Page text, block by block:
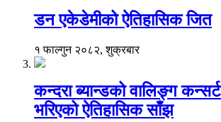
डन एकेडेमीको ऐतिहासिक जित
१ फाल्गुन २०८२, शुक्रबार
कन्दरा ब्यान्डको वालिङ्ग
भरिएको ऐतिहासिक साँझ